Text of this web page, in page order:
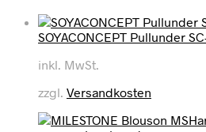
SOYACONCEPT Pullunder
inkl. MwSt.
zzgl. Versandkosten